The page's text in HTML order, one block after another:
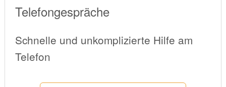
Telefongespräche
Schnelle und unkomplizierte Hilfe am
Telefon